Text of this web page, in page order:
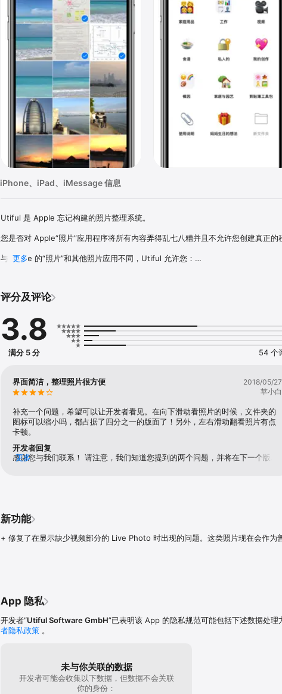
iPhone、iPad、iMessage 信息
Utiful 是 Apple 忘记构建的照片整理系统。
您是否对 Apple“照片”应用程序将所有内容弄得乱七八糟并且不允许您创建真正的
与 Apple 的“照片”和其他照片应用不同，Utiful 允许您：
• 保持主图库干净整洁。
Utiful 的工作原理：
• 使用 Utiful 将照片从主图库中移出并保存到 Utiful 文件夹中。
• 照片将从主图库中移除，但会保留在您的 Utiful 文件夹中。
• 您的 Utiful 文件夹将自动备份到您的 iCloud 备份中。
• Utiful 同步功能可让您在所有 iOS 设备上访问您的文件夹。
Utiful 的其他独特功能包括：
• 直接从“照片”应用将照片保存到 Utiful 文件夹。
• 按照您喜欢的方式手动重新排列文件夹中的照片。
• 使用 PIN 码保护您的 Utiful 文件夹（支持 Touch ID 和 Face ID）。
• 从/向计算机、云存储、外部硬盘导入/导出照片文件夹，也可以通过 AirDrop
Utiful 的用户：
• 专业人士和自由职业者将工作照片与个人照片分开
Shazam 识别的歌曲等。
1. 打开 Utiful，点击“添加照片”，从相机胶卷中选择照片，然后点击“移动”。
立即下载 Utiful 并掌控您的图库！
订阅和免费试用
新用户在订阅开始前可获得免费试用。 免费试用后，您的订阅每年自动续订一次
使用条款：utifulapp.com/terms-cn.html
隐私政策：utifulapp.com/privacy-cn.html
更多
评分及评论
3.8
满分 5 分 54 个
界面简洁，整理照片很方便
2018/05/27
苹小白
补充一个问题，希望可以让开发者看见。在向下滑动看照片的时候，文件夹的
图标可以缩小吗，都占据了四分之一的版面了！另外，左右滑动翻看照片有点
卡顿。
开发者回复
感谢您与我们联系！ 请注意，我们知道您提到的两个问题，并将在下一个版本
更多
新功能
+ 修复了在显示缺少视频部分的 Live Photo 时出现的问题。这类照片现在会作为
App 隐私
开发者“Utiful Software GmbH”已表明该 App 的隐私规范可能包括下述数据处理
者隐私政策 。
未与你关联的数据
开发者可能会收集以下数据，但数据不会关联
你的身份：